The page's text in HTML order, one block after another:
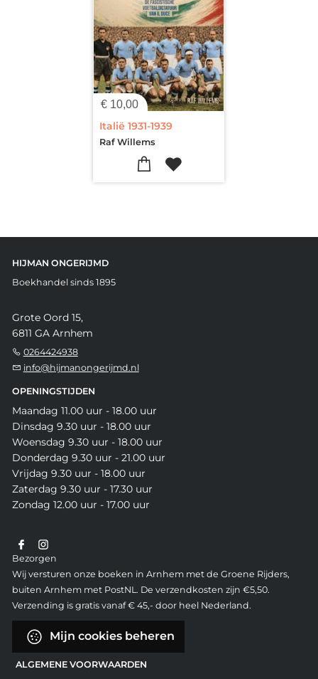
€ 10,00
Italië 1931-1939
Raf Willems
HIJMAN ONGERIJMD
Boekhandel sinds 1895
Grote Oord 15,
6811 GA Arnhem
0264424938
info@hijmanongerijmd.nl
OPENINGSTIJDEN
Maandag 11.00 uur - 18.00 uur
Dinsdag 9.30 uur - 18.00 uur
Woensdag 9.30 uur - 18.00 uur
Donderdag 9.30 uur - 21.00 uur
Vrijdag 9.30 uur - 18.00 uur
Zaterdag 9.30 uur - 17.30 uur
Zondag 12.00 uur - 17.00 uur
Bezorgen
Wij versturen onze boeken in Arnhem met de Groene Rijders,
buiten Arnhem met PostNL. De verzendkosten zijn €5,50.
Verzending is gratis vanaf € 45,- door heel Nederland.
Mijn cookies beheren
ALGEMENE VOORWAARDEN